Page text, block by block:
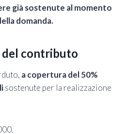
già sostenute al momento
domanda.
contributo
a copertura del 50%
sostenute per la realizzazione